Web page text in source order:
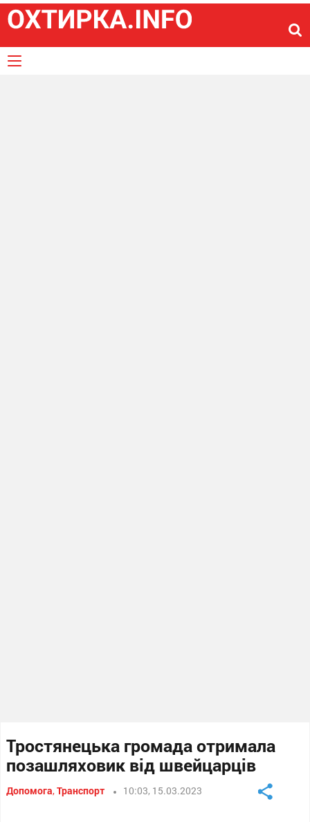
Тростянецька громада отримала
позашляховик від швейцарців
Допомога,Транспорт 10:03, 15.03.2023